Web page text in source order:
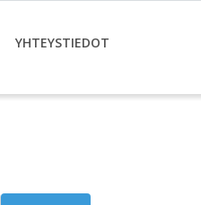
YHTEYSTIEDOT